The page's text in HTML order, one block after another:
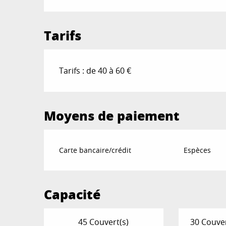
Tarifs
Tarifs : de 40 à 60 €
Moyens de paiement
Carte bancaire/crédit Espèces
Capacité
45 Couvert(s) 30